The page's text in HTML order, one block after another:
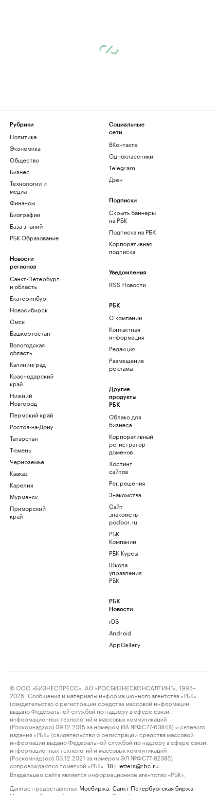
Рубрики
Политика
Экономика
Общество
Бизнес
Технологии и
медиа
Финансы
Биографии
База знаний
РБК Образование
Новости
регионов
Санкт-Петербург
и область
Екатеринбург
Новосибирск
Омск
Башкортостан
Вологодская
область
Калининград
Краснодарский
край
Нижний
Новгород
Пермский край
Ростов-на-Дону
Татарстан
Тюмень
Черноземье
Кавказ
Карелия
Мурманск
Приморский
край
Социальные
сети
ВКонтакте
Одноклассники
Telegram
Дзен
Подписки
Скрыть баннеры
на РБК
Подписка на РБК
Корпоративная
подписка
Уведомления
RSS Новости
РБК
О компании
Контактная
информация
Редакция
Размещение
рекламы
Другие
продукты
РБК
Облако для
бизнеса
Корпоративный
регистратор
доменов
Хостинг
сайтов
Рег.решения
Знакомства
Сайт
знакомств
podbor.ru
РБК
Компании
РБК Курсы
Школа
управления
РБК
РБК
Новости
iOS
Android
AppGallery
© ООО «БИЗНЕСПРЕСС», АО «РОСБИЗНЕСКОНСАЛТИНГ», 1995–
2026. Сообщения и материалы информационного агентства «РБК»
(свидетельство о регистрации средства массовой информации
выдано Федеральной службой по надзору в сфере связи,
информационных технологий и массовых коммуникаций
(Роскомнадзор) 09.12.2015 за номером ИА №ФС77-63848) и сетевого
издания «РБК» (свидетельство о регистрации средства массовой
информации выдано Федеральной службой по надзору в сфере связи,
информационных технологий и массовых коммуникаций
(Роскомнадзор) 03.12.2021 за номером ЭЛ №ФС77-82385)
сопровождаются пометкой «РБК».
18+ letters@rbc.ru
Владельцем сайта является информационное агентство «РБК».
Данные предоставлены: Мосбиржа Санкт-Петербургская биржа